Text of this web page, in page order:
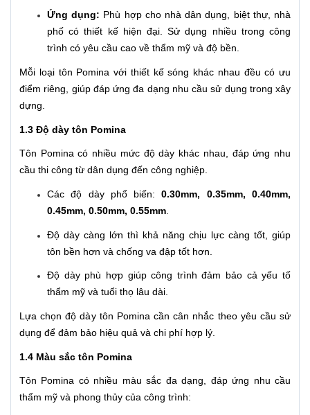
Ứng dụng: Phù hợp cho nhà dân dụng, biệt thự, nhà
phố có thiết kế hiện đại. Sử dụng nhiều trong công
trình có yêu cầu cao về thẩm mỹ và độ bền.
Mỗi loại tôn Pomina với thiết kế sóng khác nhau đều có ưu
điểm riêng, giúp đáp ứng đa dạng nhu cầu sử dụng trong xây
dựng.
1.3 Độ dày tôn Pomina
Tôn Pomina có nhiều mức độ dày khác nhau, đáp ứng nhu
cầu thi công từ dân dụng đến công nghiệp.
Các độ dày phổ biến:0.30mm, 0.35mm, 0.40mm,
0.45mm, 0.50mm, 0.55mm
Độ dày càng lớn thì khả năng chịu lực càng tốt, giúp
tôn bền hơn và chống va đập tốt hơn.
Độ dày phù hợp giúp công trình đảm bảo cả yếu tố
thẩm mỹ và tuổi thọ lâu dài.
Lựa chọn độ dày tôn Pomina cần cân nhắc theo yêu cầu sử
dụng để đảm bảo hiệu quả và chi phí hợp lý.
1.4 Màu sắc tôn Pomina
Tôn Pomina có nhiều màu sắc đa dạng, đáp ứng nhu cầu
thẩm mỹ và phong thủy của công trình: